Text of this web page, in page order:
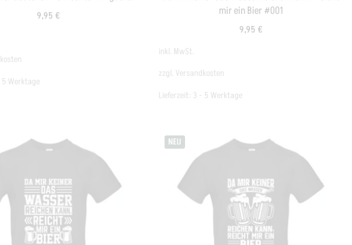
9,95 €
Werktage
mir ein Bier #001
9,95 €
inkl. MwSt.
zzgl. Versandkosten
Lieferzeit: 3 - 5 Werktage
NEU